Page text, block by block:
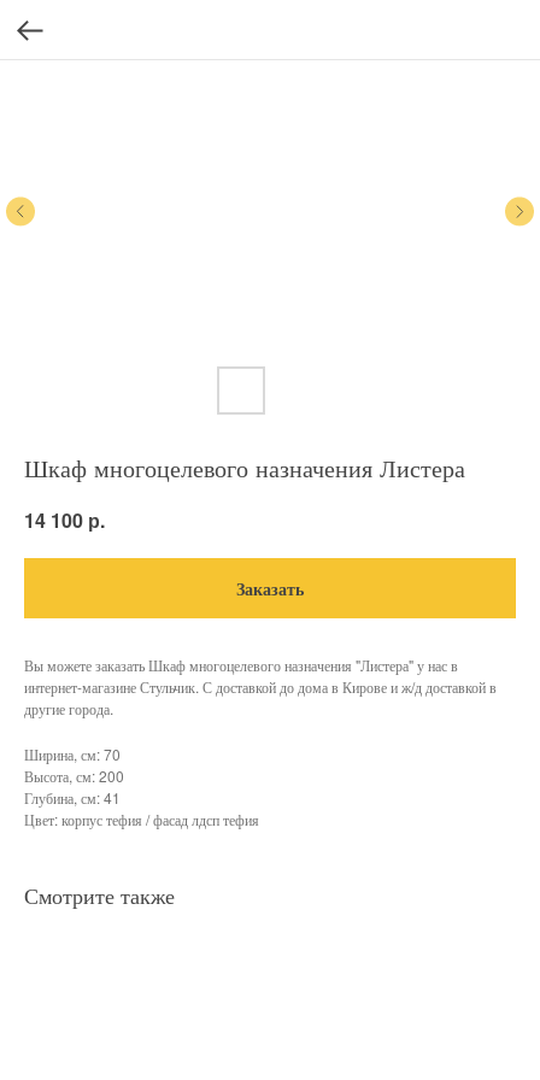
Шкаф многоцелевого назначения Листера
14 100 р.
Заказать
Вы можете заказать Шкаф многоцелевого назначения "Листера" у нас в
интернет-магазине Стульчик. С доставкой до дома в Кирове и ж/д доставкой в
другие города.
Ширина, см: 70
Высота, см: 200
Глубина, см: 41
Цвет: корпус тефия / фасад лдсп тефия
Смотрите также